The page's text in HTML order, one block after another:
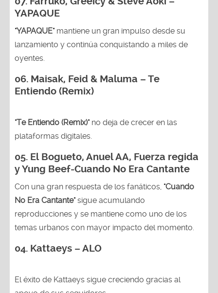
YAPAQUE
"YAPAQUE"mantiene un gran impulso desde su
lanzamiento y continúa conquistando a miles de
oyentes.
06. Maisak, Feid & Maluma – Te
Entiendo (Remix)
"Te Entiendo (Remix)"no deja de crecer en las
plataformas digitales.
05. El Bogueto, Anuel AA, Fuerza regida
y Yung Beef-Cuando No Era Cantante
Con una gran respuesta de los fanáticos, "Cuando
No Era Cantante"sigue acumulando
reproducciones y se mantiene como uno de los
temas urbanos con mayor impacto del momento.
04. Kattaeys – ALO
El éxito de Kattaeys sigue creciendo gracias al